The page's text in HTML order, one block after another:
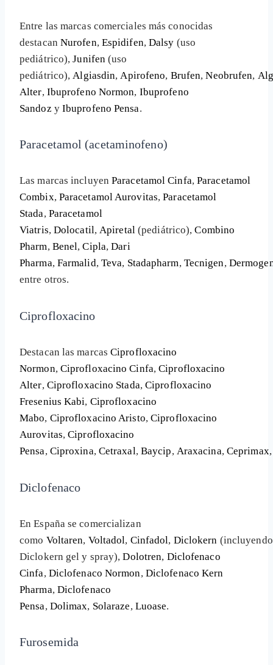
Entre las marcas comerciales más conocidas
destacan Nurofen, Espidifen, Dalsy (uso
pediátrico),Junifen (uso
pediátrico), Algiasdin, Apirofeno, Brufen,Neobrufen,
Alter, Ibuprofeno Normon, Ibuprofeno
Sandoz y Ibuprofeno Pensa.
Paracetamol (acetaminofeno)
Las marcas incluyenParacetamol Cinfa, Paracetamol
Combix, Paracetamol Aurovitas,Paracetamol
Stada, Paracetamol
Viatris, Dolocatil,Apiretal(pediátrico),Combino
Pharm, Benel,Cipla,Dari
Pharma, Farmalid, Teva, Stadapharm, Tecnigen,
entre otros.
Ciprofloxacino
Destacan las marcasCiprofloxacino
Normon, Ciprofloxacino Cinfa,Ciprofloxacino
Alter, Ciprofloxacino Stada, Ciprofloxacino
Fresenius Kabi, Ciprofloxacino
Mabo, Ciprofloxacino Aristo,Ciprofloxacino
Aurovitas,Ciprofloxacino
Pensa, Ciproxina, Cetraxal, Baycip, Araxacina, Ceprimax
Diclofenaco
En España se comercializan
como Voltaren, Voltadol, Cinfadol, Diclokern (incluyendo
Diclokern gel y spray),Dolotren, Diclofenaco
Cinfa, Diclofenaco Normon, Diclofenaco Kern
Pharma, Diclofenaco
Pensa, Dolimax, Solaraze, Luoase.
Furosemida